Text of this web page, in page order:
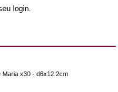
login.
Maria x30 - d6x12.2cm